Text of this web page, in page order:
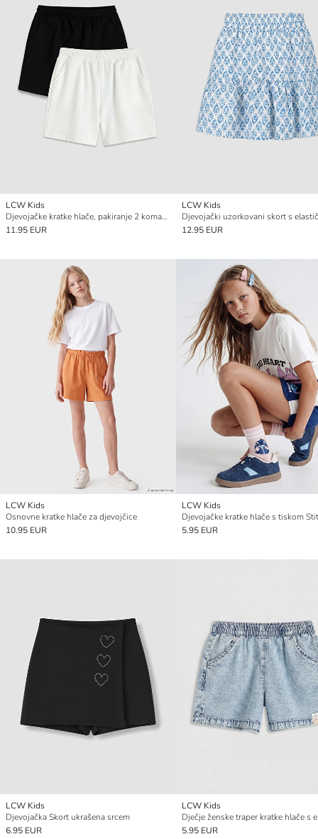
LCW Kids
Djevojačke kratke hlače, pakiranje 2 komada
11.95 EUR
LCW Kids
12.95 EUR
LCW Kids
Osnovne kratke hlače za djevojčice
10.95 EUR
LCW Kids
Djevojačke kratke hlače s tiskom
5.95 EUR
LCW Kids
Djevojačka Skort ukrašena srcem
6.95 EUR
LCW Kids
5.95 EUR